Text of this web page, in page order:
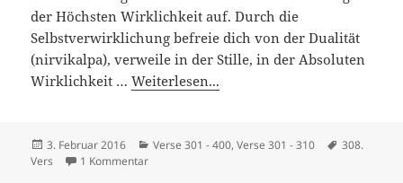
der Höchsten Wirklichkeit auf. Durch die
Selbstverwirklichung befreie dich von der Dualität
(nirvikalpa), verweile in der Stille, in der Absoluten
Wirklichkeit …Weiterlesen...
Veröffentlicht
am
3. Februar 2016 Kategorien
Verse 301 - 400,Verse 301 - 310
308.
Vers
1 Kommentarzu Viveka Chudamani – Vers 308